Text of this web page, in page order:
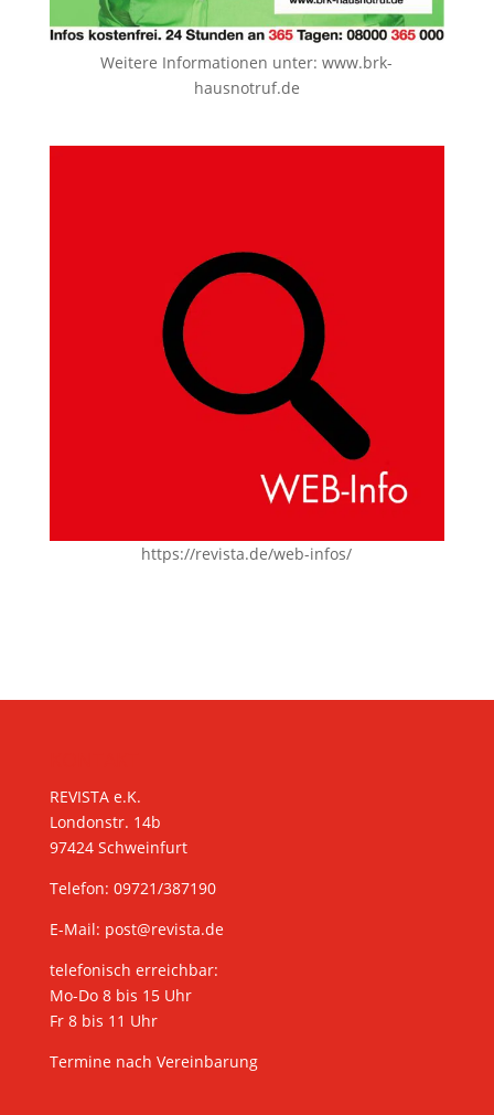
Weitere Informationen unter:www.brk-
hausnotruf.de
https://revista.de/web-infos/
REVISTA e.K.
Londonstr. 14b
97424 Schweinfurt
Telefon: 09721/387190
E-Mail: post@revista.de
telefonisch erreichbar:
Mo-Do 8 bis 15 Uhr
Fr 8 bis 11 Uhr
Termine nach Vereinbarung